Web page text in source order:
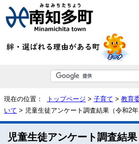
現在の位置： トップページ > 子育て > 教育
いて > 児童生徒アンケート調査結果（令和2年
児童生徒アンケート調査結果